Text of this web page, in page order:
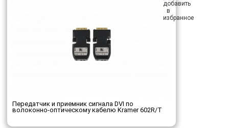
Передатчик и приемник сигнала DVI по
волоконно-оптическому кабелю Kramer 602R/T